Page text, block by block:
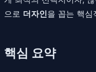
으로 더자인을 꼽는 핵심
핵심 요약